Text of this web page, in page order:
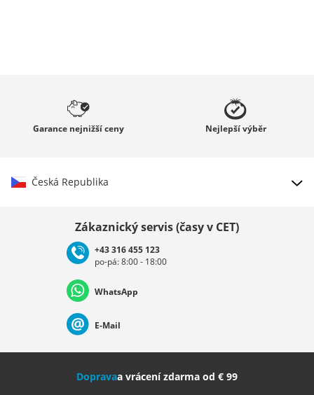
Garance nejnižší ceny Nejlepšívýběr
Česká Republika
Deutschland Österreich
Nederland Italia (Italiano) Italien (Deutsch)
Zákaznický servis (časy v CET)
+43 316 455 123
po-pá: 8:00 - 18:00
WhatsApp
E-Mail
Dopravaa vrácení zdarma od € 99